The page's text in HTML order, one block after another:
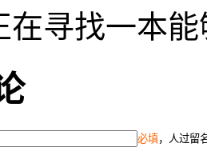
在寻找一本
必填，人过留